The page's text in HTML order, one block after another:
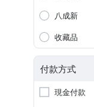
八成新
收藏品
付款方式
現金付款